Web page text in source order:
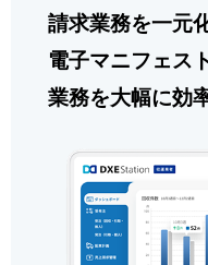
請求業務を一元
電子マニフェス
業務を大幅に効